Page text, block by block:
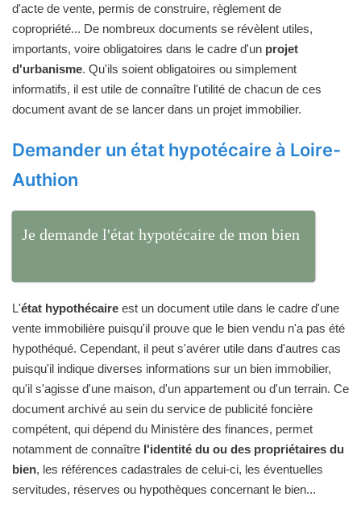
d'acte de vente, permis de construire, règlement de
copropriété... De nombreux documents se révèlent utiles,
importants, voire obligatoires dans le cadre d'un projet
d'urbanisme. Qu'ils soient obligatoires ou simplement
informatifs, il est utile de connaître l'utilité de chacun de ces
document avant de se lancer dans un projet immobilier.
Demander un état hypotécaire à Loire-
Authion
Je demande l'état hypotécaire de mon bien
L'état hypothécaire est un document utile dans le cadre d'une
vente immobilière puisqu'il prouve que le bien vendu n'a pas été
hypothéqué. Cependant, il peut s'avérer utile dans d'autres cas
puisqu'il indique diverses informations sur un bien immobilier,
qu'il s'agisse d'une maison, d'un appartement ou d'un terrain. Ce
document archivé au sein du service de publicité foncière
compétent, qui dépend du Ministère des finances, permet
notamment de connaître l'identité du ou des propriétaires du
bien, les références cadastrales de celui-ci, les éventuelles
servitudes, réserves ou hypothèques concernant le bien...